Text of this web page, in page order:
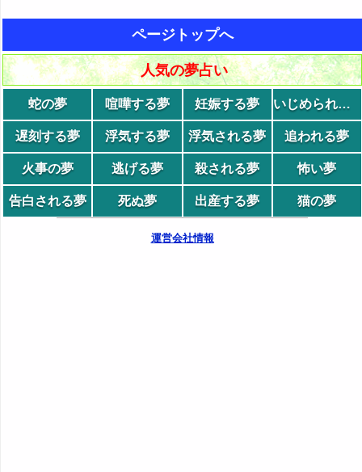
ページトップへ
人気の夢占い
蛇の夢 喧嘩する夢 妊娠する夢 いじめられる夢
遅刻する夢 浮気する夢 浮気される夢 追われる夢
火事の夢 逃げる夢 殺される夢 怖い夢
告白される夢 死ぬ夢 出産する夢 猫の夢
運営会社情報